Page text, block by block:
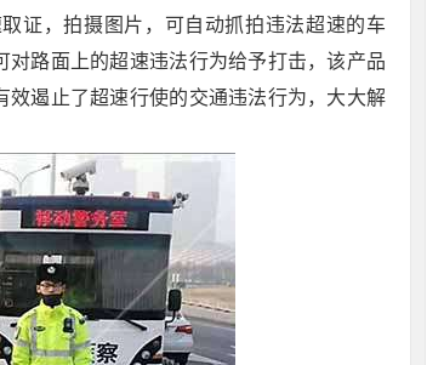
证，拍摄图片，可自动抓拍违法超速的车
路面上的超速违法行为给予打击，该产品
遏止了超速行使的交通违法行为，大大解